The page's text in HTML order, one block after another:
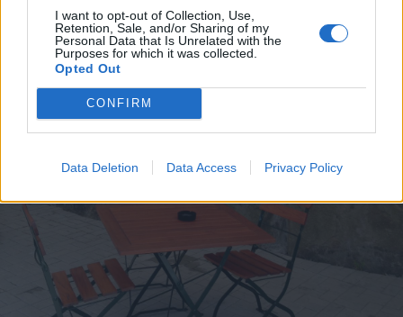
I want to opt-out of Collection, Use,
Retention, Sale, and/or Sharing of my
Personal Data that Is Unrelated with the
Purposes for which it was collected.
Opted Out
CONFIRM
Data Deletion Data Access Privacy Policy